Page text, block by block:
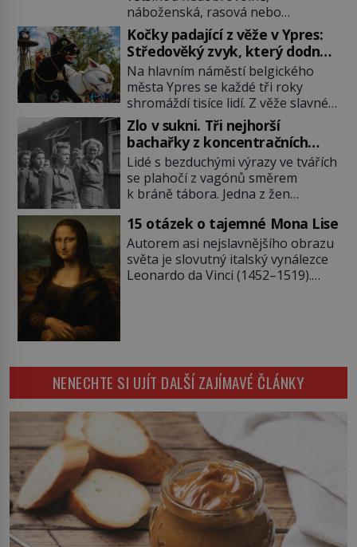
náboženská, rasová nebo
národnostní menšina obyvatel.
Bohaté historické zkušenosti mají s
takovým životem Židé. Už od
středověku jsou totiž v každou
chvíli nuceni v nějakém žít. Mezi ty
nejslavnější patří i římské ghetto
založené v roce 1555. Pokud jde o
vztah k Židům, nemá se Řím čím
chlubit. […]
Kočky padající z věže v Ypres:
Středověký zvyk, který dodnes
budí rozpaky
Na hlavním náměstí belgického
města Ypres se každé tři roky
shromáždí tisíce lidí. Z věže slavné
tržnice létají do davu kočky, diváci
jásají a snaží se je chytit. Naštěstí
už nejde o živá zvířata, ale jenom o
plyšové suvenýry. Kdysi to ale bylo
jinak. Tato veselá podívaná
připomíná jeden z nejpodivnějších
a zároveň nejkrutějších zvyků […]
Zlo v sukni. Tři nejhorší
bachařky z koncentračních
táborů
Lidé s bezduchými výrazy ve tvářích
se plahočí z vagónů směrem
k bráně tábora. Jedna z žen
jejich oči se setkají. Místo soucitu
však přichází gesto, které
nebožačku posílá rovnou do
plynové komory. Jména jako Rudolf
15 otázek o tajemné Mona Lise
Autorem asi nejslavnějšího obrazu
světa je slovutný italský vynálezce
Leonardo da Vinci (1452–1519).
Napoleon Bonaparte (1769–1821)
má pro malbu slabost, a tak si ji
ještě jako první konzul přemístí do
své ložnice v Tuilerisjkém […]
NENECHTE SI UJÍT DALŠÍ ZAJÍMAVÉ ČLÁNKY